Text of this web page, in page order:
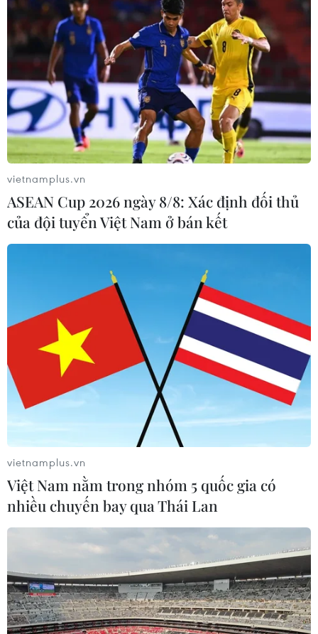
TIN CÙNG CHUYÊN MỤC
Trung Quốc hoàn thành bản đồ địa
chất mới của toàn bộ Mặt Trăng
07/08/2026 08:52
vietnamplus.vn
ASEAN Cup 2026 ngày 8/8: Xác định đối thủ
của đội tuyển Việt Nam ở bán kết
vietnamplus.vn
Việt Nam nằm trong nhóm 5 quốc gia có
nhiều chuyến bay qua Thái Lan